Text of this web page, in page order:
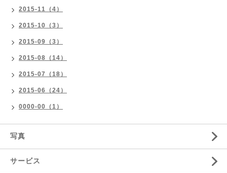
2015-11（4）
2015-10（3）
2015-09（3）
2015-08（14）
2015-07（18）
2015-06（24）
0000-00（1）
写真
サービス